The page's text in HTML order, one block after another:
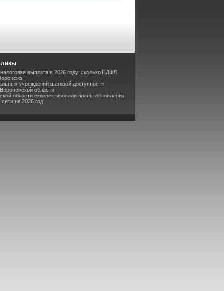
выплата в 2026 году: сколько НДФЛ
учреждений шаговой доступности
области
области скорректировали планы обновления
на 2026 год